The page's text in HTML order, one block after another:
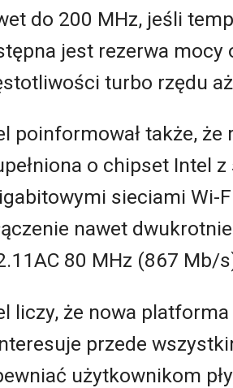
do 200 MHz, jeśli
jest rezerwa mocy
turbo rzędu aż
poinformował także,
o chipset Intel
sieciami Wi-
nawet
80 MHz (867 Mb/
liczy, że nowa
przede
użytkownikom